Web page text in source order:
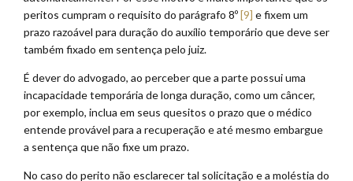
peritos cumpram o requisito do parágrafo 8º[9] e fixem um
prazo razoável para duração do auxílio temporário que deve ser
também fixado em sentença pelo juiz.
É dever do advogado, ao perceber que a parte possui uma
incapacidade temporária de longa duração, como um câncer,
por exemplo, inclua em seus quesitos o prazo que o médico
entende provável para a recuperação e até mesmo embargue
a sentença que não fixe um prazo.
No caso do perito não esclarecer tal solicitação e a moléstia do